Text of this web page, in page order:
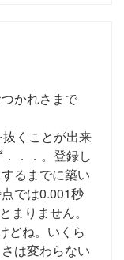
かれさまで
くことが出来
．．。登録し
るまでに築い
では0.001秒
まりません。
どね。いくら
は変わらない